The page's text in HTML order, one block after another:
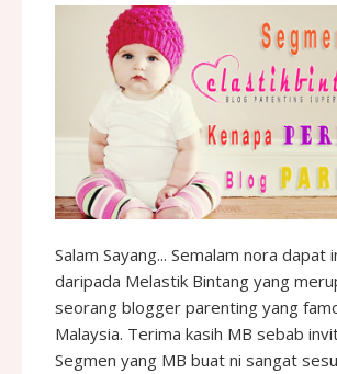
Salam Sayang... Semalam nora dapat
daripada Melastik Bintang yang
seorang blogger parenting yang
Malaysia. Terima kasih MB sebab
Segmen yang MB buat ni sangat